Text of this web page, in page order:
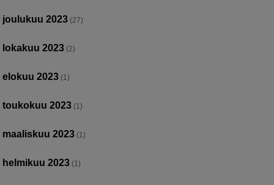
joulukuu 2023 (27)
lokakuu 2023 (2)
elokuu 2023 (1)
toukokuu 2023 (1)
maaliskuu 2023 (1)
helmikuu 2023 (1)